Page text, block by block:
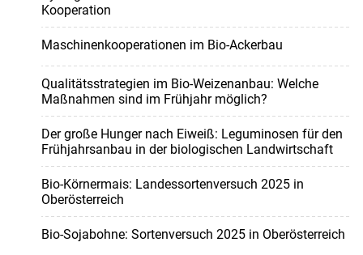
Kooperation
Maschinenkooperationen im Bio-Ackerbau
Qualitätsstrategien im Bio-Weizenanbau: Welche
Maßnahmen sind im Frühjahr möglich?
Der große Hunger nach Eiweiß: Leguminosen für den
Frühjahrsanbau in der biologischen Landwirtschaft
Bio-Körnermais: Landessortenversuch 2025 in
Oberösterreich
Bio-Sojabohne: Sortenversuch 2025 in Oberösterreich